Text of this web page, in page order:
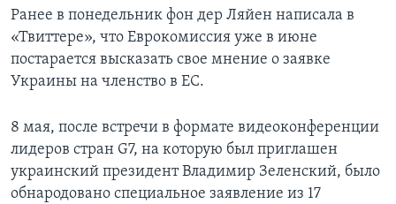
Ранее в понедельник фон дер Ляйен написала в
«Твиттере», что Еврокомиссия уже в июне
постарается высказать свое мнение о заявке
Украины на членство в ЕС.
8 мая, после встречи в формате видеоконференции
лидеров стран G7, на которую был приглашен
украинский президент Владимир Зеленский, было
обнародовано специальное заявление из 17